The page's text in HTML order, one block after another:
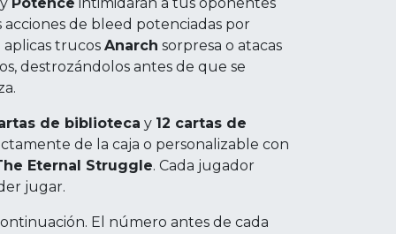
Potence intimidarán a tus oponentes
de bleed potenciadas por
aplicas trucos Anarch sorpresa o atacas
destrozándolos antes de que se
de biblioteca y 12 cartas de
de la caja o personalizable con
Eternal Struggle. Cada jugador
jugar.
El número antes de cada